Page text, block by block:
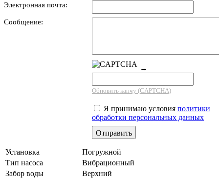
Электронная почта:
Сообщение:
→
Обновить капчу (CAPTCHA)
Я принимаю условия политики
обработки персональных данных
Установка
Погружной
Тип насоса
Вибрационный
Забор воды
Верхний